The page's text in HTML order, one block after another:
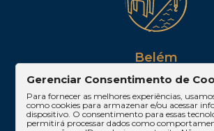
Belém
Av. Visconde de Souza Franco, 05,
Edifício Quadra Corporate, Umarizal
CEP: 66053-000
Gerenciar Consentimento de
Para fornecer as melhores experiências,
como cookies para armazenar e/ou acessar
dispositivo. O consentimento para essas
permitirá processar dados como